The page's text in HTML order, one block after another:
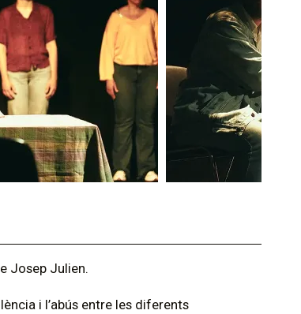
Josep Julien.
i l’abús entre les diferents